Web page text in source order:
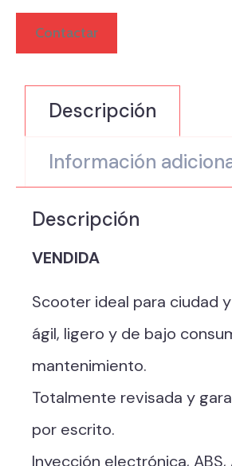
Contactar
Descripción
Información
Descripción
VENDIDA
Scooter ideal para ciudad
ágil, ligero y de bajo
mantenimiento.
Totalmente revisada y
por escrito.
Inyección electrónica, ABS,